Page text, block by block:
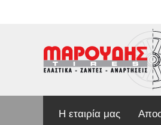
Η εταιρία μας